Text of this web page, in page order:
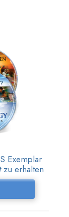
Exemplar
zu erhalten